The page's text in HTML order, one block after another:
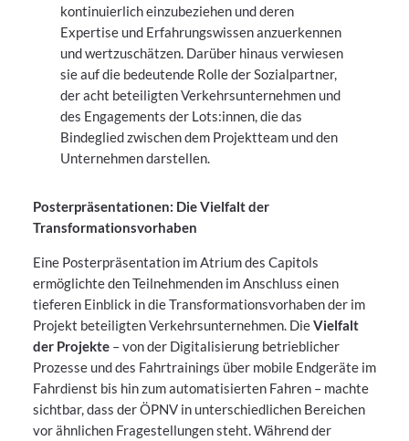
kontinuierlich einzubeziehen und deren
Expertise und Erfahrungswissen anzuerkennen
und wertzuschätzen. Darüber hinaus verwiesen
sie auf die bedeutende Rolle der Sozialpartner,
der acht beteiligten Verkehrsunternehmen und
des Engagements der Lots:innen, die das
Bindeglied zwischen dem Projektteam und den
Unternehmen darstellen.
Posterpräsentationen: Die Vielfalt der
Transformationsvorhaben
Eine Posterpräsentation im Atrium des Capitols
ermöglichte den Teilnehmenden im Anschluss einen
tieferen Einblick in die Transformationsvorhaben der im
Projekt beteiligten Verkehrsunternehmen. DieVielfalt
der Projekte – von der Digitalisierung betrieblicher
Prozesse und des Fahrtrainings über mobile Endgeräte im
Fahrdienst bis hin zum automatisierten Fahren – machte
sichtbar, dass der ÖPNV in unterschiedlichen Bereichen
vor ähnlichen Fragestellungen steht. Während der